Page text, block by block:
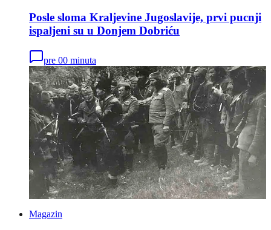
Posle sloma Kraljevine Jugoslavije, prvi pucnji
ispaljeni su u Donjem Dobriću
pre 00 minuta
Magazin